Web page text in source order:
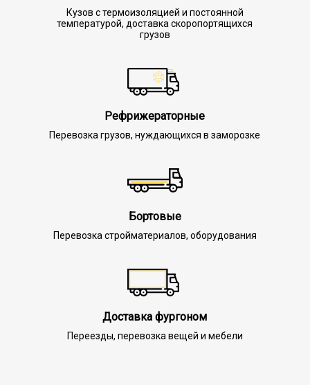
Кузов с термоизоляцией и постоянной
температурой, доставка скоропортящихся
грузов
Рефрижераторные
Перевозка грузов, нуждающихся в заморозке
Бортовые
Перевозка стройматериалов, оборудования
Доставка фургоном
Переезды, перевозка вещей и мебели